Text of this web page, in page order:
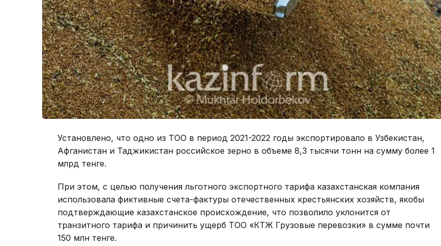
Установлено, что одно из ТОО в период 2021-2022 годы экспортировало в Узбекистан,
Афганистан и Таджикистан российское зерно в объеме 8,3 тысячи тонн на сумму более 1
млрд тенге.
При этом, с целью получения льготного экспортного тарифа казахстанская компания
использовала фиктивные счета-фактуры отечественных крестьянских хозяйств, якобы
подтверждающие казахстанское происхождение, что позволило уклонится от
транзитного тарифа и причинить ущерб ТОО «КТЖ Грузовые перевозки» в сумме почти
150 млн тенге.